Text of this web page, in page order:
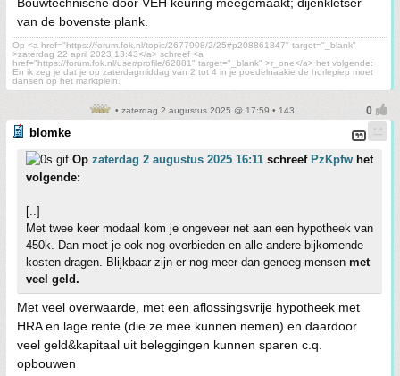
van de bovenste plank.
Op <a href="https://forum.fok.nl/topic/2677908/2/25#p208861847" target="_blank"
>zaterdag 22 april 2023 13:43</a> schreef <a
href="https://forum.fok.nl/user/profile/62881" target="_blank" >r_one</a> het volgende:
En ik zeg je dat je op zaterdagmiddag van 2 tot 4 in je poedelnaakie de horlepiep moet
dansen op het marktplein.
• zaterdag 2 augustus 2025 @ 17:59 • 143
blomke
Op zaterdag 2 augustus 2025 16:11 schreef PzKpfw het
volgende:
[..]
Met twee keer modaal kom je ongeveer net aan een hypotheek van
450k. Dan moet je ook nog overbieden en alle andere bijkomende
kosten dragen. Blijkbaar zijn er nog meer dan genoeg mensen met
veel geld.
Met veel overwaarde, met een aflossingsvrije hypotheek met
HRA en lage rente (die ze mee kunnen nemen) en daardoor
veel geld&kapitaal uit beleggingen kunnen sparen c.q.
opbouwen